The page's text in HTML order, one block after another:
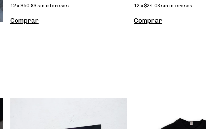
12 x $50.83 sin intereses
Comprar
12 x $24.08 sin intereses
Comprar